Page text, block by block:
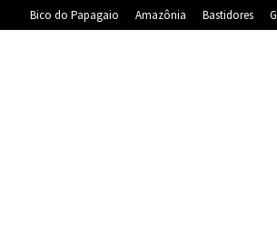
Bico do Papagaio Amazônia Bastidores